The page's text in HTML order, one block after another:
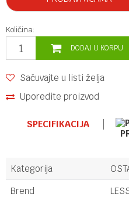
Količina:
DODAJ U KORPU
Sačuvajte u listi želja
Uporedite proizvod
SPECIFIKACIJA
Kategorija
Brend